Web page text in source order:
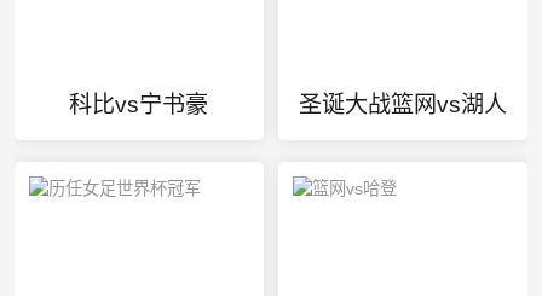
科比vs宁书豪 圣诞大战篮网vs湖人